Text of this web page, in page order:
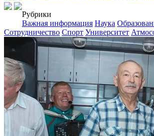
Рубрики
Важная информация Наука
Сотрудничество Спорт Университет